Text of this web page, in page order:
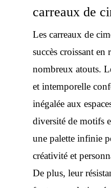
carreaux de
Les carreaux de
succès croissant en
nombreux atouts.
et intemporelle
inégalée aux
diversité de motifs
une palette infinie
créativité et
De plus, leur